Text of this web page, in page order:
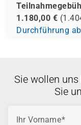
1.180,00 € (
Durchführung
Sie wollen
Sie
Ihr Vorname